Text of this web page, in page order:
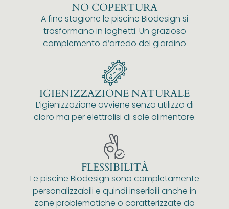
NO COPERTURA
A fine stagione le piscine Biodesign si
trasformano in laghetti. Un grazioso
complemento d’arredo del giardino
IGIENIZZAZIONE NATURALE
L’igienizzazione avviene senza utilizzo di
cloro ma per elettrolisi di sale alimentare.
FLESSIBILITÀ
Le piscine Biodesign sono completamente
personalizzabili e quindi inseribili anche in
zone problematiche o caratterizzate da